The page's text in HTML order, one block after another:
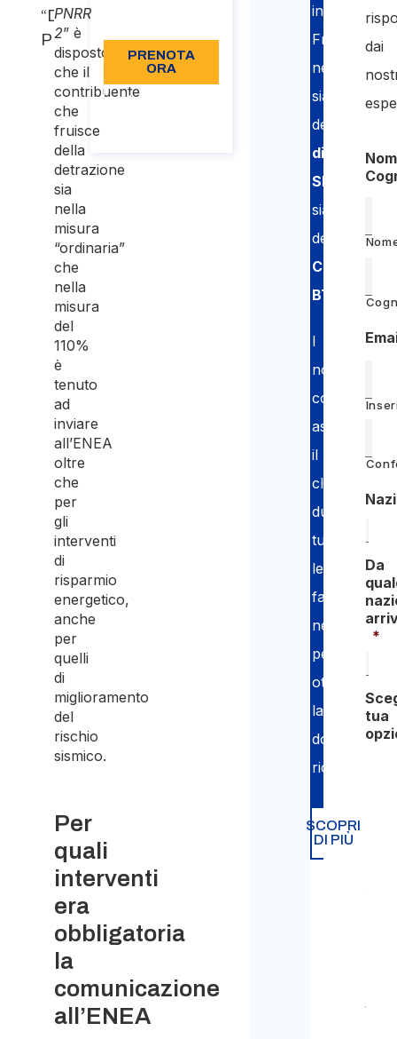
“Decreto
PNRR 2”
PNRR
2” è
disposto
che il
contribuente
che
fruisce
della
detrazione
sia
nella
misura
“ordinaria”
che
nella
misura
del
110%
è
tenuto
ad
inviare
all’ENEA
oltre
che
per
gli
interventi
di
risparmio
energetico,
anche
per
quelli
di
miglioramento
del
rischio
sismico.
Per
quali
interventi
era
obbligatoria
la
comunicazione
all’ENEA
PRENOTA
ORA
Informazioni
in
Francia
sia
della
SIPSI
sia
della
Carta
BTP
I
nostri
consulenti
assistono
il
cliente
durante
tutte
le
fasi
necessarie
per
ottenere
la
richiesta.
SCOPRI
DI PIÙ
dai
Da
*
tua
Visto